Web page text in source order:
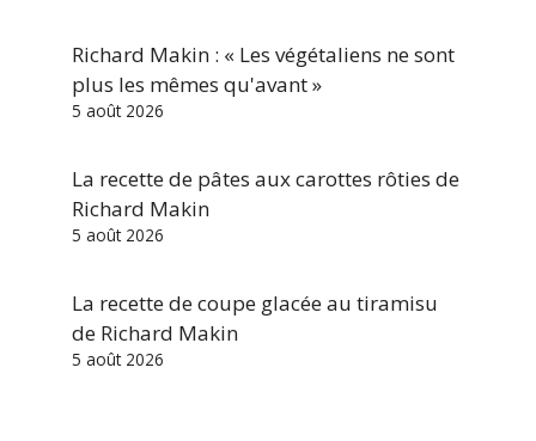
Richard Makin : « Les végétaliens ne sont
plus les mêmes qu'avant »
5 août 2026
La recette de pâtes aux carottes rôties de
Richard Makin
5 août 2026
La recette de coupe glacée au tiramisu
de Richard Makin
5 août 2026